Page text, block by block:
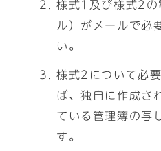
様式1及び様式2の
ル）がメールで必
い。
様式2について必
ば、独自に作成さ
ている管理簿の写
す。